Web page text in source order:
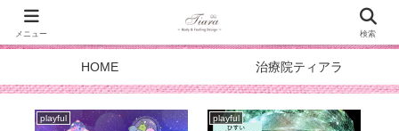
HOME 治療院ティアラ
playful playful
メニュー 検索